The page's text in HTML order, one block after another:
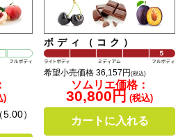
)
5.00）
ボディ（コク）
希望小売価格 36,157円(税込)
ソムリエ価格：
30,800円 (税込)
カートに入れる